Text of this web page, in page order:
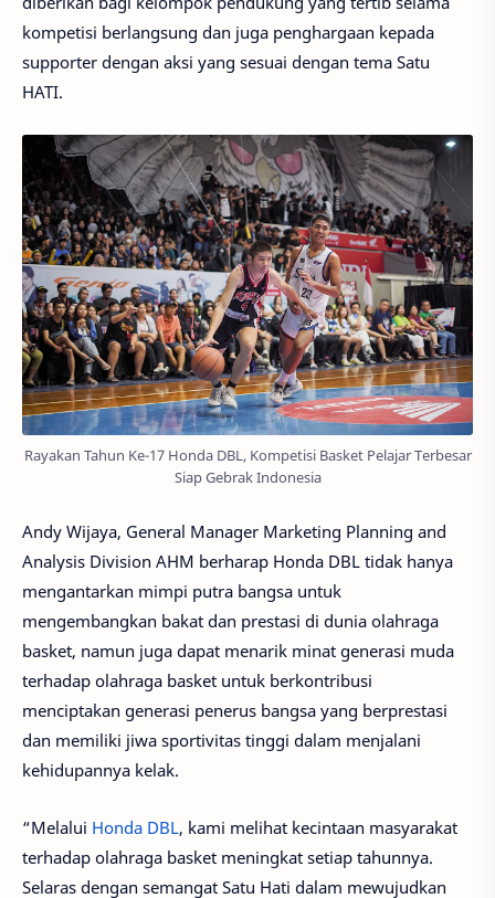
kompetisi berlangsung dan juga penghargaan kepada
supporter dengan aksi yang sesuai dengan tema Satu
HATI.
Rayakan Tahun Ke-17 Honda DBL, Kompetisi Basket Pelajar Terbesar
Siap Gebrak Indonesia
Andy Wijaya, General Manager Marketing Planning and
Analysis Division AHM berharap Honda DBL tidak hanya
mengantarkan mimpi putra bangsa untuk
mengembangkan bakat dan prestasi di dunia olahraga
basket, namun juga dapat menarik minat generasi muda
terhadap olahraga basket untuk berkontribusi
menciptakan generasi penerus bangsa yang berprestasi
dan memiliki jiwa sportivitas tinggi dalam menjalani
kehidupannya kelak.
“Melalui Honda DBL, kami melihat kecintaan masyarakat
terhadap olahraga basket meningkat setiap tahunnya.
Selaras dengan semangat Satu Hati dalam mewujudkan